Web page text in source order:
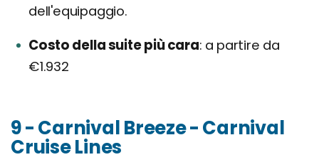
dell'equipaggio.
Costo della suite più cara a partire da
€1.932
9 - Carnival Breeze - Carnival
Cruise Lines